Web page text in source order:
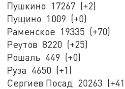
Пушкино 17267 (+2)
Пущино 1009 (+0)
Раменское 19335 (+70)
Реутов 8220 (+25)
Рошаль 449 (+0)
Руза 4650 (+1)
Сергиев Посад 20263